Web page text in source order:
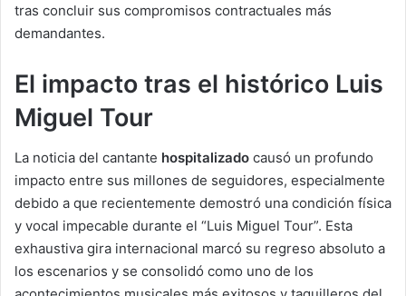
tras concluir sus compromisos contractuales más
demandantes.
El impacto tras el histórico Luis
Miguel Tour
La noticia del cantante hospitalizado causó un profundo
impacto entre sus millones de seguidores, especialmente
debido a que recientemente demostró una condición física
y vocal impecable durante el “Luis Miguel Tour”. Esta
exhaustiva gira internacional marcó su regreso absoluto a
los escenarios y se consolidó como uno de los